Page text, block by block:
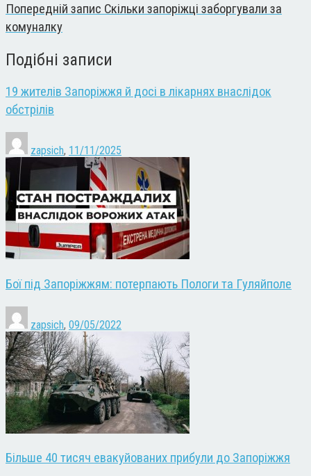
Попередній запис Скільки запоріжці заборгували за
комуналку
Подібні записи
19 жителів Запоріжжя й досі в лікарнях внаслідок
обстрілів
zapsich, 11/11/2025
Бої під Запоріжжям: потерпають Пологи та Гуляйполе
zapsich, 09/05/2022
Більше 40 тисяч евакуйованих прибули до Запоріжжя